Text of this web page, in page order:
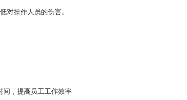
对操作人员的伤害。
间，提高员工工作效率